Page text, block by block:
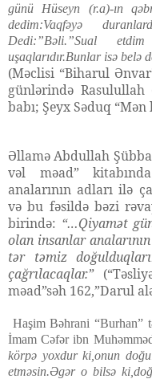
günü Hüseyn (r.a)-ın
dedim:Vaqfəyə
Dedi:”Bəli.”Sual
uşaqlarıdır.Bunlar isə belə
(Məclisi “Biharul
günlərində
babı; Şeyx Səduq
Əllamə Abdullah
vəl məad”
analarının adları ilə
və bu fəsildə bəzi
birində: “…Qiyamət
olan insanlar
tər təmiz
çağrılacaqlar.”
məad”səh 162,”Darul
Haşim Bəhrani “Burhan”
İmam Cəfər ibn
körpə yoxdur ki,onun
etməsin.Əgər o bilsə